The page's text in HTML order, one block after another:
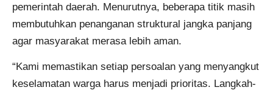
pemerintah daerah. Menurutnya, beberapa titik masih
membutuhkan penanganan struktural jangka panjang
agar masyarakat merasa lebih aman.
“Kami memastikan setiap persoalan yang menyangkut
keselamatan warga harus menjadi prioritas. Langkah-